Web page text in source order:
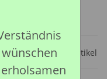
Frage zum Artikel